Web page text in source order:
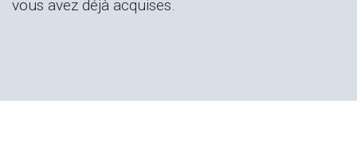
vous avez déjà acquises.